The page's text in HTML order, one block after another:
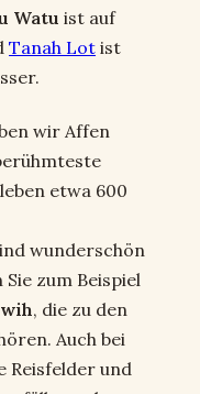
Watu ist auf
Tanah Lot ist
wir Affen
etwa 600
wunderschön
Sie zum Beispiel
, die zu den
Auch bei
Reisfelder und